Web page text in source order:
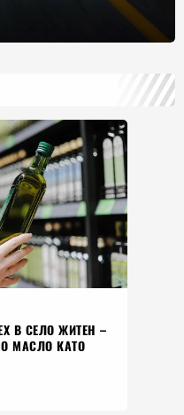
В СЕЛО ЖИТЕН –
МАСЛО КАТО